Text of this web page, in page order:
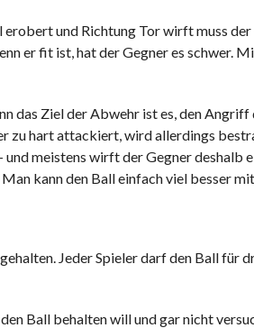
und Richtung Tor wirft muss
er fit ist, hat der Gegner es schwer.
Ziel der Abwehr ist es, den Angriff
zu hart attackiert, wird allerdings
meistens wirft der Gegner deshalb
kann den Ball einfach viel besser
Jeder Spieler darf den Ball für
Ball behalten will und gar nicht